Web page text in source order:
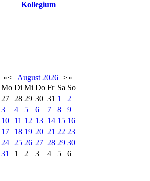
Kollegium
«< August 2026 >»
Mo Di Mi Do Fr Sa So
27
28 29 30 31 1
2
3
4 5 6 7 8
9
10
11 12 13 14 15 16
17
18 19 20 21 22 23
24
25 26 27 28 29 30
31
1 2 3 4 5 6